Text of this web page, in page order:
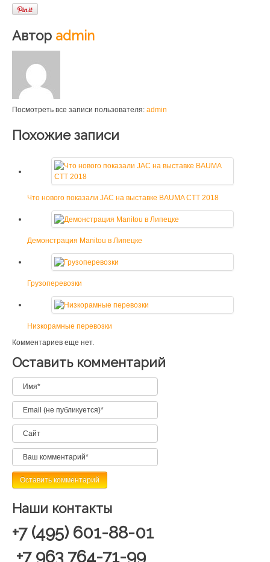
Автор admin
Посмотреть все записи пользователя: admin
Похожие записи
Что нового показали JAC на выставке BAUMA CTT 2018
Демонстрация Manitou в Липецке
Грузоперевозки
Низкорамные перевозки
Комментариев еще нет.
Оставить комментарий
Наши контакты
+7 (495) 601-88-01
+7 963 764-71-99